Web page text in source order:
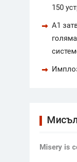
150
А1
Мisery is